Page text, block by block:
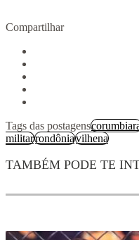
Compartilhar
Tags das postagens
militarrondôniavilhena
TAMBÉM PODE TE